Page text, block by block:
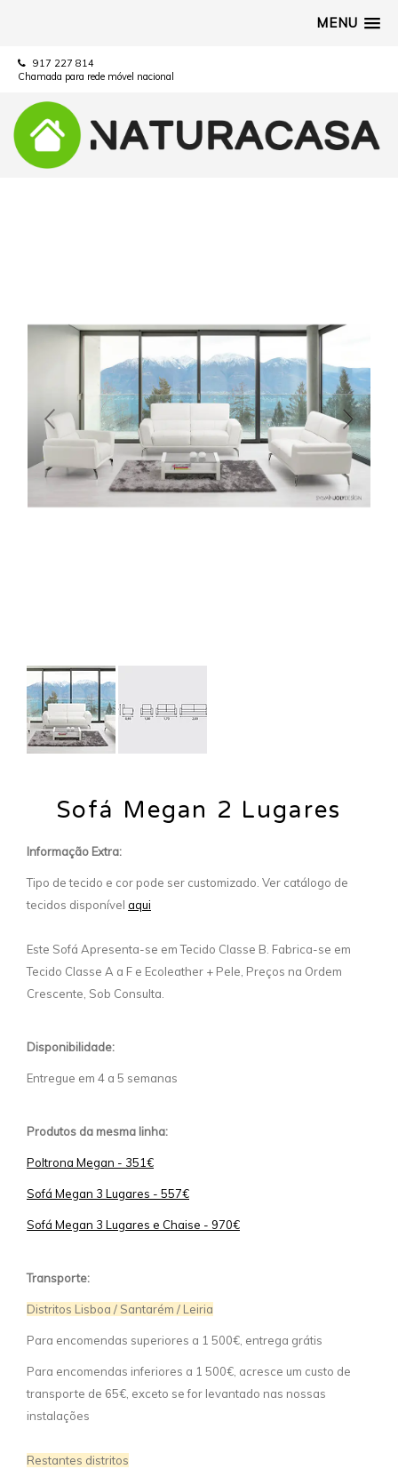
MENU
917 227 814
Chamada para rede móvel nacional
Sofá Megan 2 Lugares
Informação Extra:
Tipo de tecido e cor pode ser customizado. Ver catálogo de
tecidos disponível aqui
Este Sofá Apresenta-se em Tecido Classe B. Fabrica-se em
Tecido Classe A a F e Ecoleather + Pele, Preços na Ordem
Crescente, Sob Consulta.
Disponibilidade:
Entregue em 4 a 5 semanas
Produtos da mesma linha:
Poltrona Megan - 351€
Sofá Megan 3 Lugares - 557€
Sofá Megan 3 Lugares e Chaise - 970€
Transporte:
Distritos Lisboa / Santarém / Leiria
Para encomendas superiores a 1 500€, entrega grátis
Para encomendas inferiores a 1 500€, acresce um custo de
transporte de 65€, exceto se for levantado nas nossas
instalações
Restantes distritos